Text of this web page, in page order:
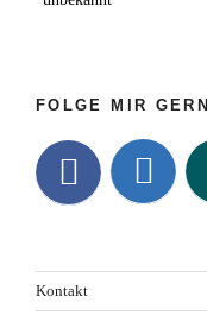
FOLGE MIR GERN
Kontakt